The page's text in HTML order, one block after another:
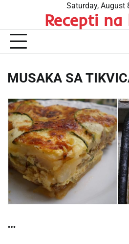
content
Saturday, August
Recepti
MUSAKA SA
…